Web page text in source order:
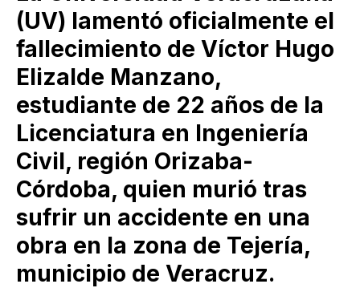
(UV) lamentó oficialmente el
fallecimiento de Víctor Hugo
Elizalde Manzano,
estudiante de 22 años de la
Licenciatura en Ingeniería
Civil, región Orizaba-
Córdoba, quien murió tras
sufrir un accidente en una
obra en la zona de Tejería,
municipio de Veracruz.